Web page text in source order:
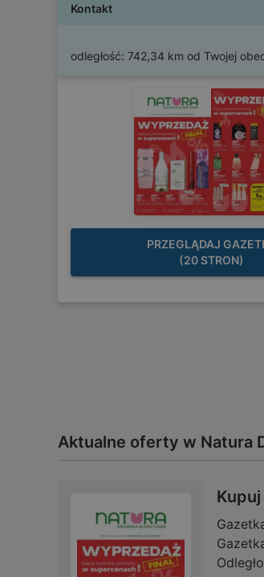
Kontakt
odległość: 742,34 km od Twojej
PRZEGLĄDAJ
(20 STRON)
Aktualne oferty w Natura